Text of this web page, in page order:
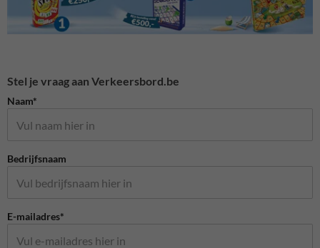
Stel je vraag aan Verkeersbord.be
Naam*
Bedrijfsnaam
E-mailadres*